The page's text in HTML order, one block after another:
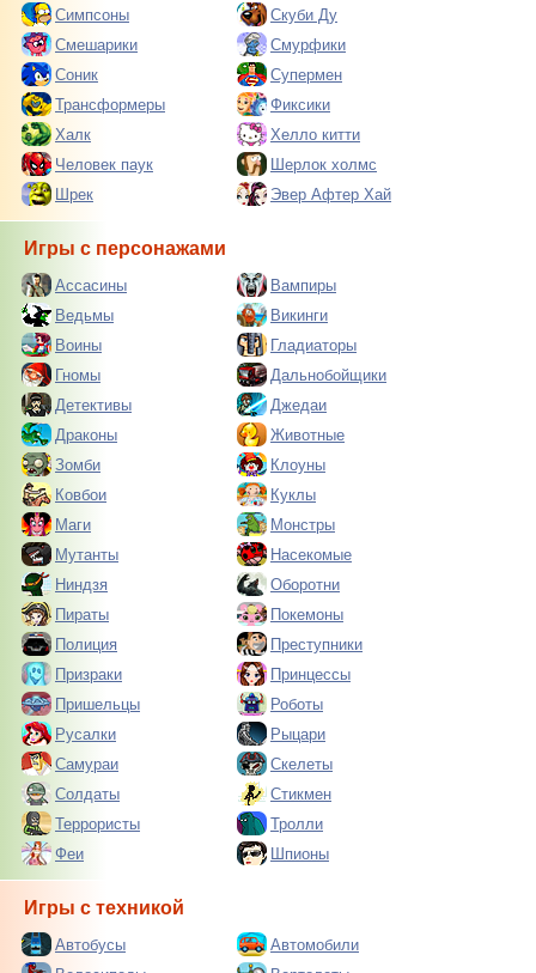
Симпсоны
Скуби Ду
Смешарики
Смурфики
Соник
Супермен
Трансформеры
Фиксики
Халк
Хелло китти
Человек паук
Шерлок холмс
Шрек
Эвер Афтер Хай
Игры с персонажами
Ассасины
Вампиры
Ведьмы
Викинги
Воины
Гладиаторы
Гномы
Дальнобойщики
Детективы
Джедаи
Драконы
Животные
Зомби
Клоуны
Ковбои
Куклы
Маги
Монстры
Мутанты
Насекомые
Ниндзя
Оборотни
Пираты
Покемоны
Полиция
Преступники
Призраки
Принцессы
Пришельцы
Роботы
Русалки
Рыцари
Самураи
Скелеты
Солдаты
Стикмен
Террористы
Тролли
Феи
Шпионы
Игры с техникой
Автобусы
Автомобили